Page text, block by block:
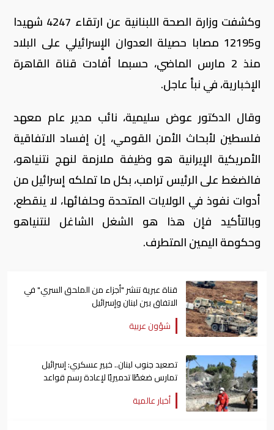
وكشفت وزارة الصحة اللبنانية عن ارتقاء 4247 شهيدا
و12195 مصابا حصيلة العدوان الإسرائيلي على البلاد
منذ 2 مارس الماضي، حسبما أفادت قناة القاهرة
الإخبارية، في نبأ عاجل.
وقال الدكتور عوض سليمية، نائب مدير عام معهد
فلسطين لأبحاث الأمن القومي، إن إفساد الاتفاقية
الأمريكية الإيرانية هو وظيفة ملازمة لنهج نتنياهو،
فالضغط على الرئيس ترامب، بكل ما تملكه إسرائيل من
أدوات نفوذ في الولايات المتحدة وحلفائها، لا ينقطع،
وبالتأكيد فإن هذا هو الشغل الشاغل لنتنياهو
وحكومة اليمين المتطرف.
قناة عبرية تنشر "أجزاء من الملحق السري" في
الاتفاق بين لبنان وإسرائيل
شؤون عربية
تصعيد جنوب لبنان.. خبير عسكري: إسرائيل
تمارس ضغطًا تدميريًا لإعادة رسم قواعد
الاشتباك
أخبار عالمية